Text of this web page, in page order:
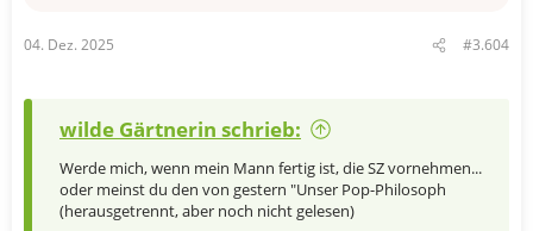
04. Dez. 2025 #3.604
wilde Gärtnerin schrieb:
Werde mich, wenn mein Mann fertig ist, die SZ vornehmen...
oder meinst du den von gestern "Unser Pop-Philosoph
(herausgetrennt, aber noch nicht gelesen)